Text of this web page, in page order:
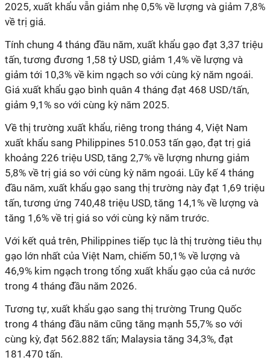
2025, xuất khẩu vẫn giảm nhẹ 0,5% về lượng và giảm 7,8%
về trị giá.
Tính chung 4 tháng đầu năm, xuất khẩu gạo đạt 3,37 triệu
tấn, tương đương 1,58 tỷ USD, giảm 1,4% về lượng và
giảm tới 10,3% về kim ngạch so với cùng kỳ năm ngoái.
Giá xuất khẩu gạo bình quân 4 tháng đạt 468 USD/tấn,
giảm 9,1% so với cùng kỳ năm 2025.
Về thị trường xuất khẩu, riêng trong tháng 4, Việt Nam
xuất khẩu sang Philippines 510.053 tấn gạo, đạt trị giá
khoảng 226 triệu USD, tăng 2,7% về lượng nhưng giảm
5,8% về trị giá so với cùng kỳ năm ngoái. Lũy kế 4 tháng
đầu năm, xuất khẩu gạo sang thị trường này đạt 1,69 triệu
tấn, tương ứng 740,48 triệu USD, tăng 14,1% về lượng và
tăng 1,6% về trị giá so với cùng kỳ năm trước.
Với kết quả trên, Philippines tiếp tục là thị trường tiêu thụ
gạo lớn nhất của Việt Nam, chiếm 50,1% về lượng và
46,9% kim ngạch trong tổng xuất khẩu gạo của cả nước
trong 4 tháng đầu năm 2026.
Tương tự, xuất khẩu gạo sang thị trường Trung Quốc
trong 4 tháng đầu năm cũng tăng mạnh 55,7% so với
cùng kỳ, đạt 562.882 tấn; Malaysia tăng 34,3%, đạt
181.470 tấn.